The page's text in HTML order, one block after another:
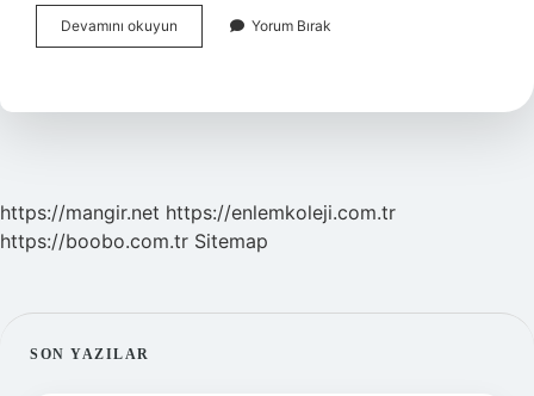
Devamını okuyun
Kolluk
Yorum Bırak
https://mangir.net https://enlemkoleji.com.tr
https://boobo.com.tr Sitemap
SIDEBAR
SON YAZILAR